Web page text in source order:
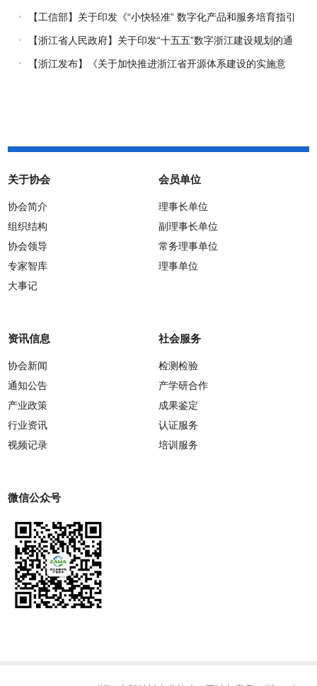
施方案（2026-2030年）》印发
【工信部】关于印发《“小快轻准” 数字化产品和服务培育指引
（2026年版）》的通知
【浙江省人民政府】关于印发“十五五”数字浙江建设规划的通
知
【浙江发布】《关于加快推进浙江省开源体系建设的实施意
关于协会
协会简介
组织结构
协会领导
专家智库
大事记
会员单位
理事长单位
副理事长单位
常务理事单位
理事单位
资讯信息
协会新闻
通知公告
产业政策
行业资讯
视频记录
社会服务
检测检验
产学研合作
成果鉴定
认证服务
培训服务
微信公众号